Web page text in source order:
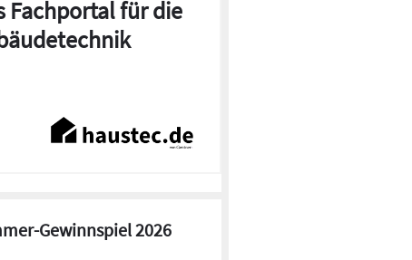
Fachportal für die
Gewinnspiel 2026